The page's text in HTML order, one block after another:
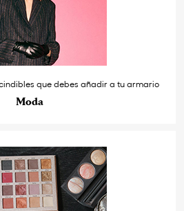
que debes añadir a tu armario
Moda